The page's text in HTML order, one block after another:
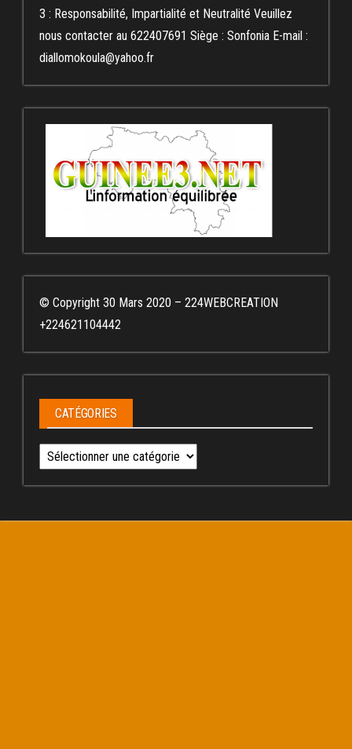
3 : Responsabilité, Impartialité et Neutralité Veuillez
nous contacter au 622407691 Siège : Sonfonia E-mail :
diallomokoula@yahoo.fr
© Copyright 30 Mars 2020 – 224WEBCREATION
+224621104442
CATÉGORIES
Catégories